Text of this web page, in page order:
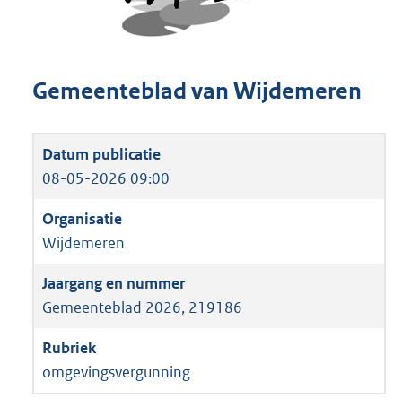
Gemeenteblad van Wijdemeren
08-05-2026 09:00
Wijdemeren
Gemeenteblad 2026, 219186
omgevingsvergunning